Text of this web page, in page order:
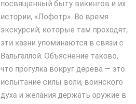
посвященный быту викингов и их
истории, «Лофотр». Во время
экскурсий, которые там проходят,
эти казни упоминаются в связи с
Вальгаллой. Объяснение таково,
что прогулка вокруг дерева — это
испытание силы воли, воинского
духа и желания держать оружие в